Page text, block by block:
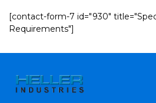
[contact-form-7 id="930"
Requirements"]